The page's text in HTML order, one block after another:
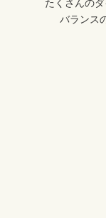
たくさんの
バランス